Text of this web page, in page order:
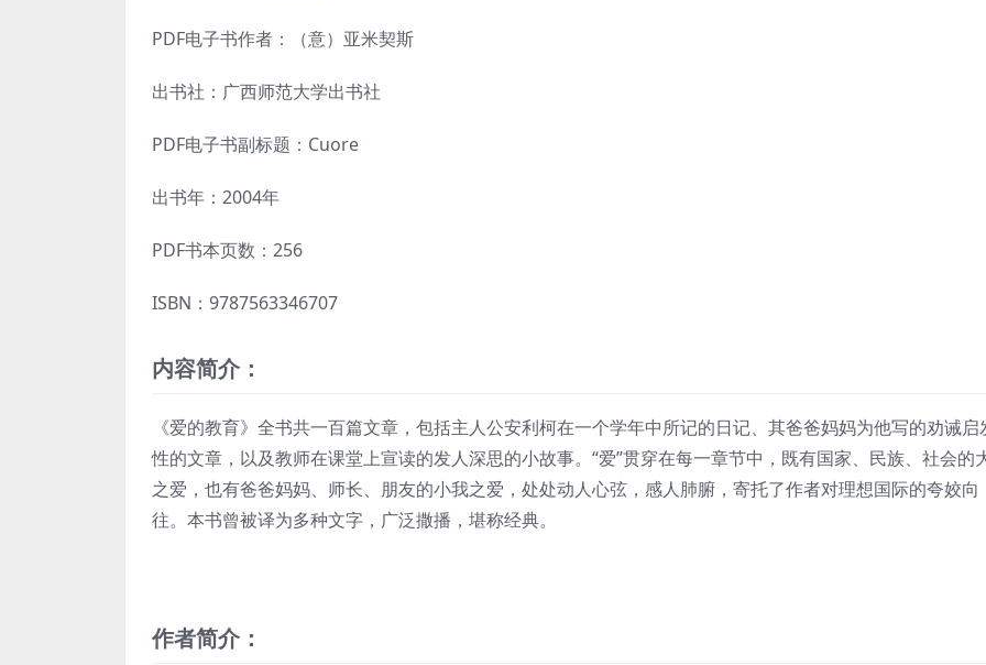
PDF电子书作者：（意）亚米契斯
出书社：广西师范大学出书社
PDF电子书副标题：Cuore
出书年：2004年
PDF书本页数：256
ISBN：9787563346707
内容简介：
《爱的教育》全书共一百篇文章，包括主人公安利柯在一个学年中所记的日记、其爸爸妈妈为他写的劝诫启
性的文章，以及教师在课堂上宣读的发人深思的小故事。“爱”贯穿在每一章节中，既有国家、民族、社会的
之爱，也有爸爸妈妈、师长、朋友的小我之爱，处处动人心弦，感人肺腑，寄托了作者对理想国际的夸姣向
往。本书曾被译为多种文字，广泛撒播，堪称经典。
作者简介：